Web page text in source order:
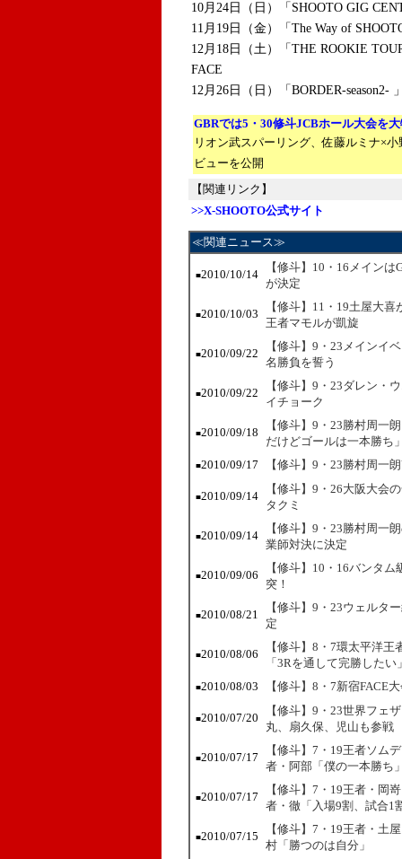
10月24日（日）「SHOOTO GIG
11月19日（金）「The Way of
12月18日（土）「THE ROOKIE
FACE
12月26日（日）「BORDER-season2-
GBRでは5・30修斗JCBホール大会を
リオン武スパーリング、佐藤ルミナ×
ビューを公開
【関連リンク】
>>X-SHOOTO公式サイト
≪関連ニュース≫
■2010/10/14
【修斗】10・16メイン
が決定
■2010/10/03
【修斗】11・19土屋大
王者マモルが凱旋
■2010/09/22
【修斗】9・23メインイ
名勝負を誓う
■2010/09/22
【修斗】9・23ダレン・
イチョーク
■2010/09/18
【修斗】9・23勝村周一
だけどゴールは一本勝ち
■2010/09/17 【修斗】9・23勝村周一
■2010/09/14
【修斗】9・26大阪大会
タクミ
■2010/09/14
【修斗】9・23勝村周一
業師対決に決定
■2010/09/06
【修斗】10・16バンタ
突！
■2010/08/21
【修斗】9・23ウェルタ
定
■2010/08/06
【修斗】8・7環太平洋
「3Rを通して完勝したい
■2010/08/03 【修斗】8・7新宿FACE
■2010/07/20
【修斗】9・23世界フェ
丸、扇久保、児山も参戦
■2010/07/17
【修斗】7・19王者ソム
者・阿部「僕の一本勝ち
■2010/07/17
【修斗】7・19王者・岡
者・徹「入場9割、試合1
■2010/07/15
【修斗】7・19王者・土
村「勝つのは自分」